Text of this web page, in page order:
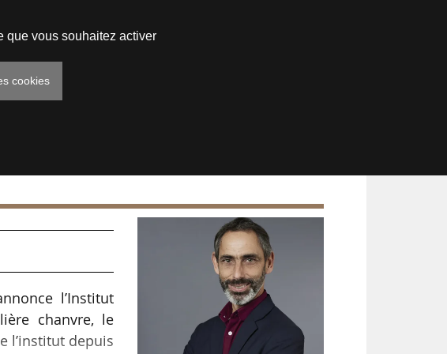
l’Institut
chanvre, le
l’institut depuis
que vous souhaitez activer
cookies